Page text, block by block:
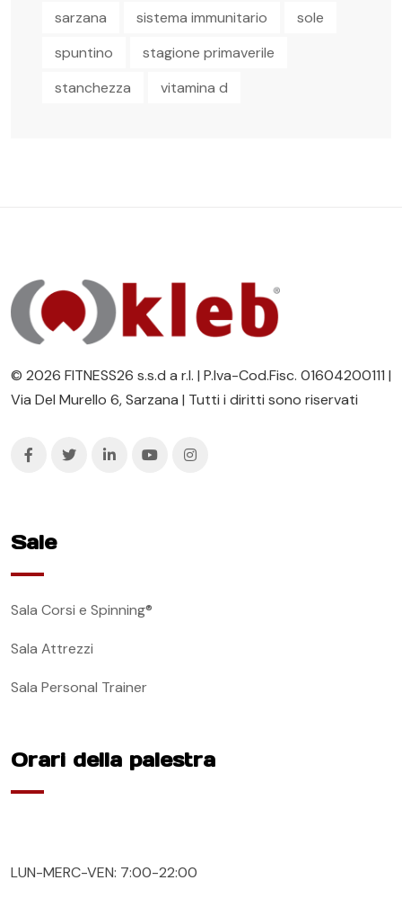
sarzana
sistema immunitario
sole
spuntino
stagione primaverile
stanchezza
vitamina d
© 2026 FITNESS26 s.s.d a r.l. | P.Iva-Cod.Fisc. 01604200111 |
Via Del Murello 6, Sarzana | Tutti i diritti sono riservati
Sale
Sala Corsi e Spinning®
Sala Attrezzi
Sala Personal Trainer
Orari della palestra
LUN-MERC-VEN: 7:00-22:00